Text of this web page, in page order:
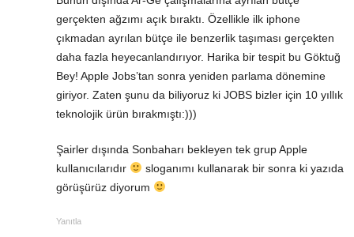
gerçekten ağzımı açık bıraktı. Özellikle ilk iphone
çıkmadan ayrılan bütçe ile benzerlik taşıması gerçekten
daha fazla heyecanlandırıyor. Harika bir tespit bu Göktuğ
Bey! Apple Jobs’tan sonra yeniden parlama dönemine
giriyor. Zaten şunu da biliyoruz ki JOBS bizler için 10 yıllık
teknolojik ürün bırakmıştı:)))
Şairler dışında Sonbaharı bekleyen tek grup Apple
kullanıcılarıdır
sloganımı kullanarak bir sonra ki yazıda
görüşürüz diyorum
Yanıtla